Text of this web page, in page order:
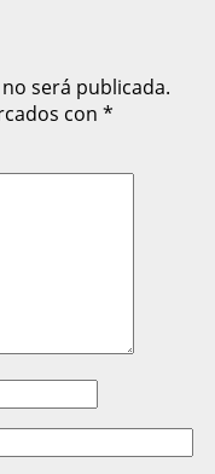
será publicada.
con *